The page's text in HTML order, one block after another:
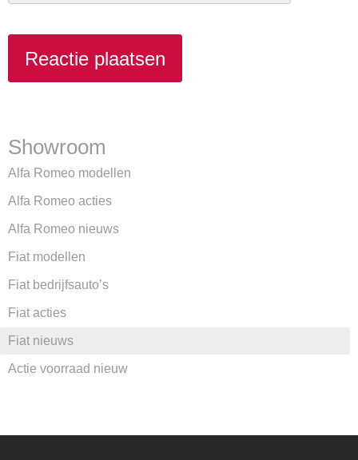
Showroom
Alfa Romeo modellen
Alfa Romeo acties
Alfa Romeo nieuws
Fiat modellen
Fiat bedrijfsauto’s
Fiat acties
Fiat nieuws
Actie voorraad nieuw